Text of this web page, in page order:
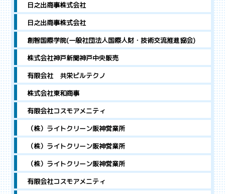
日之出商事株式会社
日之出商事株式会社
創智国際学院(一般社団法人国際人財・技術交流推進協会)
株式会社神戸新聞神戸中央販売
有限会社 共栄ビルテクノ
株式会社東和商事
有限会社コスモアメニティ
（株）ライトクリーン阪神営業所
（株）ライトクリーン阪神営業所
（株）ライトクリーン阪神営業所
有限会社コスモアメニティ